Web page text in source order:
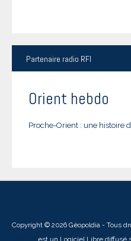
Partenaire radio RFI
Orient hebdo
Proche-Orient : une histoire
Copyright © 2026 Géopoldia - Tous
est un Logiciel Libre diffusé